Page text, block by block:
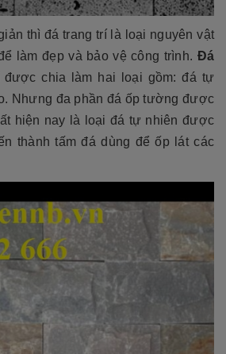
thì đá trang trí là loại nguyên vật
làm đẹp và bảo vệ công trình. Đá
chia làm hai loại gồm: đá tự
Nhưng đa phần đá ốp tường được
hiện nay là loại đá tự nhiên được
thành tấm đá dùng để ốp lát các